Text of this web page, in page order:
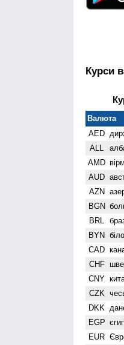
Курси
Валюта
AED
ALL
AMD
AUD
AZN
BGN
BRL
BYN
CAD
CHF
CNY
CZK
DKK
EGP
EUR